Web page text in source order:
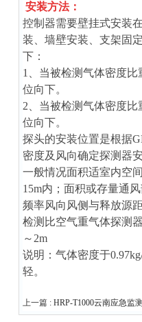
安装方法：
控制器需要壁挂式安装
装、墙壁安装、支架固
下：
1、当被检测气体密度
位向下。
2、当被检测气体密度
位向下。
探头的安装位置是根据
密度及风向确定探测器
一般情况面积适室内空
15m内；面积或存量通
频率风向风侧与释放源
检测比空气重气体探测
～2m
说明：气体密度于
轻。
上一篇 : HRP-T1000云南应急监